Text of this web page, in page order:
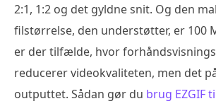
2:1, 1:2 og det gyldne snit. Og den
filstørrelse, den understøtter, er 100
er der tilfælde, hvor
reducerer videokvaliteten, men det
outputtet. Sådan gør du brug EZGIF